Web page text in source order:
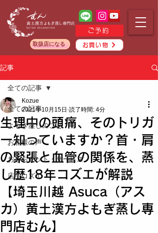
ご予約
お買い物
取扱店になる
記事
全ての記事
よもぎ蒸しのこと
お客様の声
おうちセット・サービス
店主コズエ
全ての記事
生理中の頭痛、そのトリガ
ー知っていますか？首・肩
の緊張と血管の関係を、蒸
し歴18年コズエが解説
【埼玉川越 Asuca（アス
カ）黄土漢方よもぎ蒸し専
門店むん】
Kozue
2021年10月15日 読了時間: 4分